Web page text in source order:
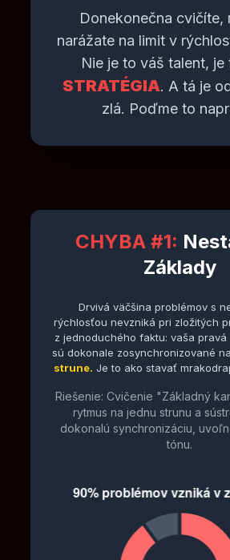
Donekonečna cvičíte,
narážate na limit v
Nie je to váš talent, je
STRATÉGIA. A tá je
zlá. Poďme to
CHYBA #1:
Základy
Drvivá väčšina problémov s
rýchlosťou nevzniká pri zložitých
z jednoduchého faktu: vaša
sú dokonale zosynchronizované na
strune. Je to ako stavať
Riešenie: Cvičenie "Základný
rytmus na jednu strunu a
dokonalú synchronizáciu,
tónu.